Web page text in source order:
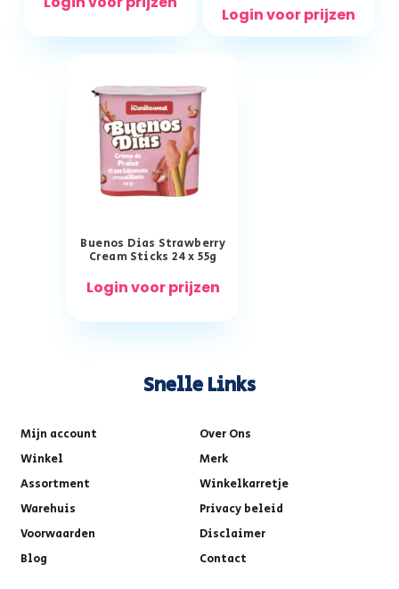
Login voor prijzen
Buenos Dias Strawberry
Cream Sticks 24 x 55g
Login voor prijzen
Snelle Links
Mijn account
Over Ons
Winkel
Merk
Assortment
Winkelkarretje
Warehuis
Privacy beleid
Voorwaarden
Disclaimer
Blog
Contact